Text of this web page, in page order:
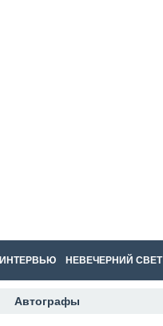
ИНТЕРВЬЮ НЕВЕЧЕРНИЙ СВЕТ
Автографы